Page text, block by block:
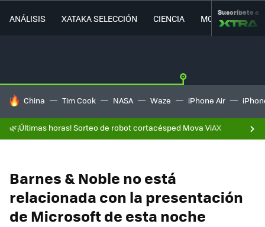
ANÁLISIS XATAKA SELECCIÓN CIENCIA MOVILIDAD
Suscríbete a
HOY SE HABLA DE
China Tim Cook NASA Waze iPhone Air
🌿¡Últimas horas! Sorteo de robot cortacésped Mova ViAX
Barnes & Noble no está
relacionada con la presentación
de Microsoft de esta noche